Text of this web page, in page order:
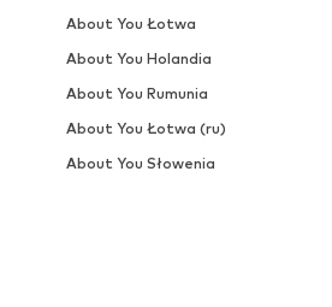
About You Łotwa
About You Holandia
About You Rumunia
About You Łotwa (ru)
About You Słowenia